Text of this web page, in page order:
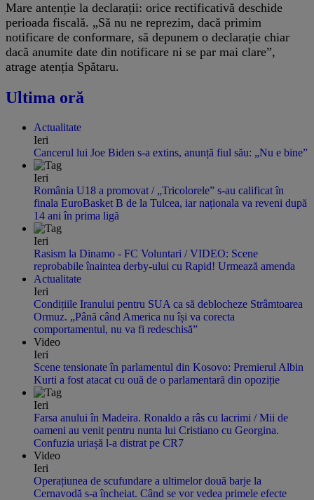
Mare antenție la declarații: orice rectificativă deschide
perioada fiscală. „Să nu ne reprezim, dacă primim
notificare de conformare, să depunem o declarație chiar
dacă anumite date din notificare ni se par mai clare”,
atrage atenția Spătaru.
Ultima oră
Actualitate
Ieri
Cancerul lui Joe Biden s-a extins, anunță fiul său: „Nu e bine”
Ieri
România U18 a promovat / „Tricolorele” s-au calificat în
finala EuroBasket B de la Tulcea, iar naționala va reveni după
14 ani în prima ligă
Ieri
Rasism la Dinamo - FC Voluntari / VIDEO: Scene
reprobabile înaintea derby-ului cu Rapid! Urmează amenda
Actualitate
Ieri
Condițiile Iranului pentru SUA ca să deblocheze Strâmtoarea
Ormuz. „Până când America nu își va corecta
comportamentul, nu va fi redeschisă”
Video
Ieri
Scene tensionate în parlamentul din Kosovo: Premierul Albin
Kurti a fost atacat cu ouă de o parlamentară din opoziție
Ieri
Farsa anului în Madeira. Ronaldo a râs cu lacrimi / Mii de
oameni au venit pentru nunta lui Cristiano cu Georgina.
Confuzia uriașă l-a distrat pe CR7
Video
Ieri
Operațiunea de scufundare a ultimelor două barje la
Cernavodă s-a încheiat. Când se vor vedea primele efecte